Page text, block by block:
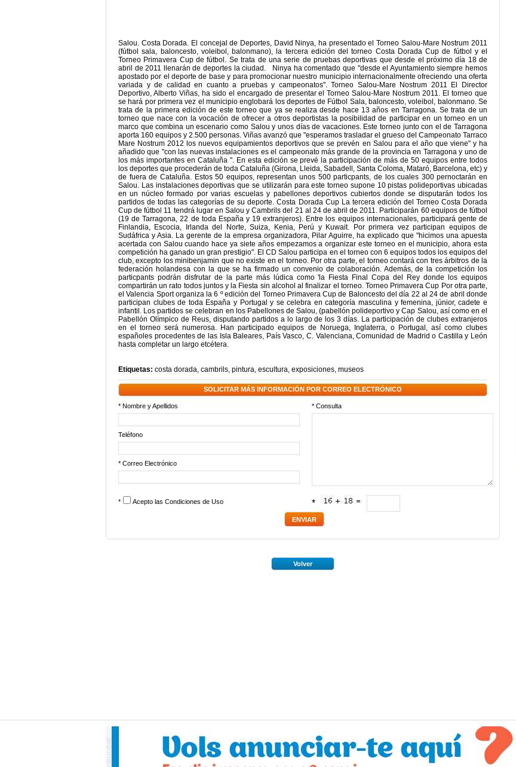
Salou. Costa Dorada. El concejal de Deportes, David Ninya, ha presentado el Torneo Salou-Mare Nostrum 2011
(fútbol sala, baloncesto, voleibol, balonmano), la tercera edición del torneo Costa Dorada Cup de fútbol y el
Torneo Primavera Cup de fútbol. Se trata de una serie de pruebas deportivas que desde el próximo día 18 de
abril de 2011 llenarán de deportes la ciudad. Ninya ha comentado que "desde el Ayuntamiento siempre hemos
apostado por el deporte de base y para promocionar nuestro municipio internacionalmente ofreciendo una oferta
variada y de calidad en cuanto a pruebas y campeonatos". Torneo Salou-Mare Nostrum 2011 El Director
Deportivo, Alberto Viñas, ha sido el encargado de presentar el Torneo Salou-Mare Nostrum 2011. El torneo que
se hará por primera vez el municipio englobará los deportes de Fútbol Sala, baloncesto, voleibol, balonmano. Se
trata de la primera edición de este torneo que ya se realiza desde hace 13 años en Tarragona. Se trata de un
torneo que nace con la vocación de ofrecer a otros deportistas la posibilidad de participar en un torneo en un
marco que combina un escenario como Salou y unos días de vacaciones. Este torneo junto con el de Tarragona
aporta 160 equipos y 2.500 personas. Viñas avanzó que "esperamos trasladar el grueso del Campeonato Tarraco
Mare Nostrum 2012 los nuevos equipamientos deportivos que se prevén en Salou para el año que viene" y ha
añadido que "con las nuevas instalaciones es el campeonato más grande de la provincia en Tarragona y uno de
los más importantes en Cataluña ". En esta edición se prevé la participación de más de 50 equipos entre todos
los deportes que procederán de toda Cataluña (Girona, Lleida, Sabadell, Santa Coloma, Mataró, Barcelona, ​​etc) y
de fuera de Cataluña. Estos 50 equipos, representan unos 500 particpants, de los cuales 300 pernoctarán en
Salou. Las instalaciones deportivas que se utilizarán para este torneo supone 10 pistas polideportivas ubicadas
en un núcleo formado por varias escuelas y pabellones deportivos cubiertos donde se disputarán todos los
partidos de todas las categorías de su deporte. Costa Dorada Cup La tercera edición del Torneo Costa Dorada
Cup de fútbol 11 tendrá lugar en Salou y Cambrils del 21 al 24 de abril de 2011. Participarán 60 equipos de fútbol
(19 de Tarragona, 22 de toda España y 19 extranjeros). Entre los equipos internacionales, participará gente de
Finlandia, Escocia, Irlanda del Norte, Suiza, Kenia, Perú y Kuwait. Por primera vez participan equipos de
Sudáfrica y Asia. La gerente de la empresa organizadora, Pilar Aguirre, ha explicado que "hicimos una apuesta
acertada con Salou cuando hace ya siete años empezamos a organizar este torneo en el municipio, ahora esta
competición ha ganado un gran prestigio". El CD Salou participa en el torneo con 6 equipos todos los equipos del
club, excepto los minibenjamin que no existe en el torneo. Por otra parte, el torneo contará con tres árbitros de la
federación holandesa con la que se ha firmado un convenio de colaboración. Además, de la competición los
particpants podrán disfrutar de la parte más lúdica como 'la Fiesta Final Copa del Rey donde los equipos
compartirán un rato todos juntos y la Fiesta sin alcohol al finalizar el torneo. Torneo Primavera Cup Por otra parte,
el Valencia Sport organiza la 6 º edición del Torneo Primavera Cup de Baloncesto del día 22 al 24 de abril donde
participan clubes de toda España y Portugal y se celebra en categoría masculina y femenina, júnior, cadete e
infantil. Los partidos se celebran en los Pabellones de Salou, (pabellón polideportivo y Cap Salou, así como en el
Pabellón Olímpico de Reus, disputando partidos a lo largo de los 3 días. La participación de clubes extranjeros
en el torneo será numerosa. Han participado equipos de Noruega, Inglaterra, o Portugal, así como clubes
españoles procedentes de las Isla Baleares, País Vasco, C. Valenciana, Comunidad de Madrid o Castilla y León
hasta completar un largo etcétera.
Etiquetas: costa dorada, cambrils, pintura, escultura, exposiciones, museos
SOLICITAR MÁS INFORMACIÓN POR CORREO ELECTRÓNICO
* Nombre y Apellidos * Consulta
Teléfono
* Correo Electrónico
* Acepto las Condiciones de Uso *
Volver